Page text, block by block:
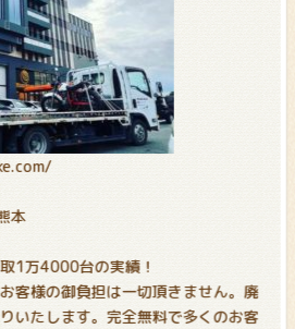
本
1万4000台の実績！
客様の御負担は一切頂きません。廃
いたします。完全無料で多くのお客